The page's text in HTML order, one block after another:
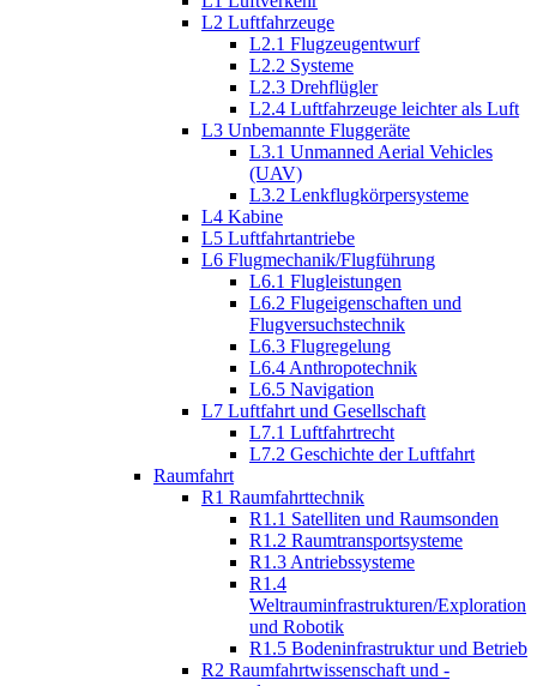
L2 Luftfahrzeuge
L2.1 Flugzeugentwurf
L2.2 Systeme
L2.3 Drehflügler
L2.4 Luftfahrzeuge leichter als Luft
L3 Unbemannte Fluggeräte
L3.1 Unmanned Aerial Vehicles
(UAV)
L3.2 Lenkflugkörpersysteme
L4 Kabine
L5 Luftfahrtantriebe
L6 Flugmechanik/Flugführung
L6.1 Flugleistungen
L6.2 Flugeigenschaften und
Flugversuchstechnik
L6.3 Flugregelung
L6.4 Anthropotechnik
L6.5 Navigation
L7 Luftfahrt und Gesellschaft
L7.1 Luftfahrtrecht
L7.2 Geschichte der Luftfahrt
Raumfahrt
R1 Raumfahrttechnik
R1.1 Satelliten und Raumsonden
R1.2 Raumtransportsysteme
R1.3 Antriebssysteme
R1.4
Weltrauminfrastrukturen/Exploration
und Robotik
R1.5 Bodeninfrastruktur und Betrieb
R2 Raumfahrtwissenschaft und -